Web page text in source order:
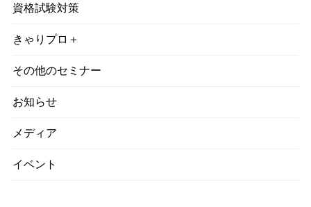
資格試験対策
きゃりプロ＋
その他のセミナー
お知らせ
メディア
イベント